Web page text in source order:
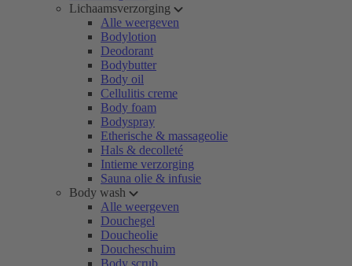
Lichaamsverzorging
Alle weergeven
Bodylotion
Deodorant
Bodybutter
Body oil
Cellulitis creme
Body foam
Bodyspray
Etherische & massageolie
Hals & decolleté
Intieme verzorging
Sauna olie & infusie
Body wash
Alle weergeven
Douchegel
Doucheolie
Doucheschuim
Body scrub